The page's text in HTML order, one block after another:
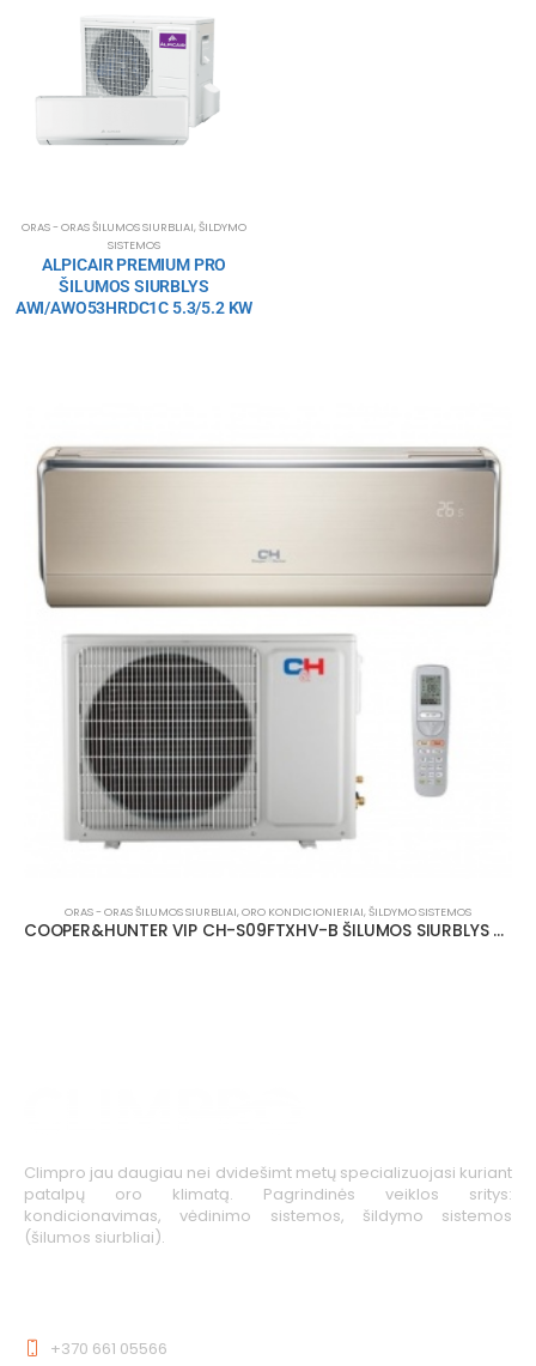
ORAS - ORAS ŠILUMOS SIURBLIAI,ŠILDYMO
SISTEMOS
ALPICAIR PREMIUM PRO
ŠILUMOS SIURBLYS
AWI/AWO53HRDC1C 5.3/5.2 KW
ORAS - ORAS ŠILUMOS SIURBLIAI,ORO KONDICIONIERIAI,ŠILDYMO SISTEMOS
COOPER&HUNTER VIP CH-S09FTXHV-B ŠILUMOS SIURBLYS 3.0/2.6 KW
Climpro jau daugiau nei dvidešimt metų specializuojasi kuriant
patalpų oro klimatą. Pagrindinės veiklos sritys:
kondicionavimas, vėdinimo sistemos, šildymo sistemos
(šilumos siurbliai).
+370 661 05566